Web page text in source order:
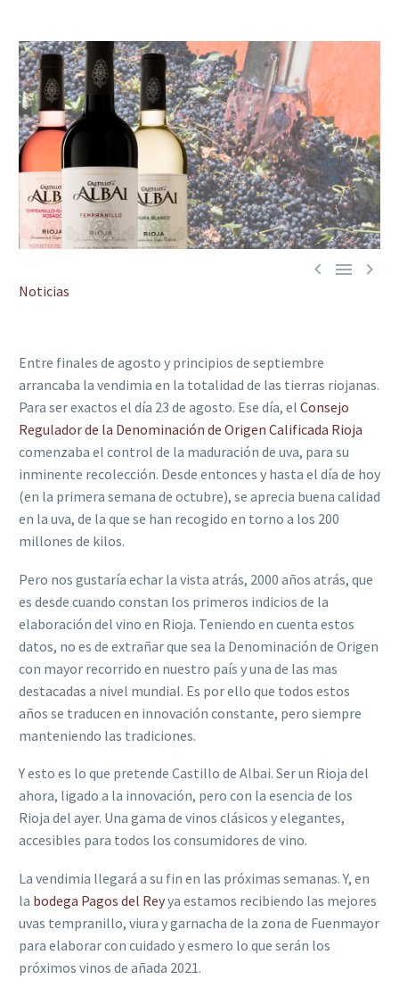
  
Noticias
Entre finales de agosto y principios de septiembre
arrancaba la vendimia en la totalidad de las tierras riojanas.
Para ser exactos el día 23 de agosto. Ese día, el Consejo
Regulador de la Denominación de Origen Calificada Rioja
comenzaba el control de la maduración de uva, para su
inminente recolección. Desde entonces y hasta el día de hoy
(en la primera semana de octubre), se aprecia buena calidad
en la uva, de la que se han recogido en torno a los 200
millones de kilos.
Pero nos gustaría echar la vista atrás, 2000 años atrás, que
es desde cuando constan los primeros indicios de la
elaboración del vino en Rioja. Teniendo en cuenta estos
datos, no es de extrañar que sea la Denominación de Origen
con mayor recorrido en nuestro país y una de las mas
destacadas a nivel mundial. Es por ello que todos estos
años se traducen en innovación constante, pero siempre
manteniendo las tradiciones.
Y esto es lo que pretende Castillo de Albai. Ser un Rioja del
ahora, ligado a la innovación, pero con la esencia de los
Rioja del ayer. Una gama de vinos clásicos y elegantes,
accesibles para todos los consumidores de vino.
La vendimia llegará a su fin en las próximas semanas. Y, en
la bodega Pagos del Reyya estamos recibiendo las mejores
uvas tempranillo, viura y garnacha de la zona de Fuenmayor
para elaborar con cuidado y esmero lo que serán los
próximos vinos de añada 2021.